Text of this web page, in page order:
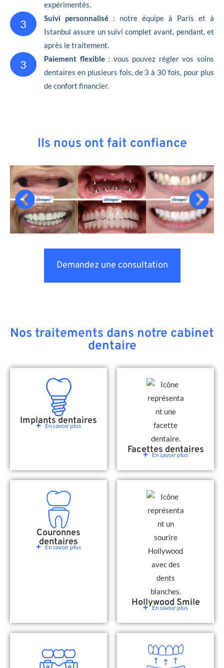
expérimentés.
3 Suivi personnalisé : notre équipe à Paris et à
Istanbul assure un suivi complet avant, pendant, et
après le traitement.
3 Paiement flexible: vous pouvez régler vos soins
dentaires en plusieurs fois, de 3 à 30 fois, pour plus
de confort financier.
Ils nous ont fait confiance
Demandez une consultation
Nos traitements dans notre cabinet
dentaire
Implants dentaires
En savoir plus
Facettes dentaires
En savoir plus
Couronnes
dentaires
En savoir plus
Hollywood Smile
En savoir plus